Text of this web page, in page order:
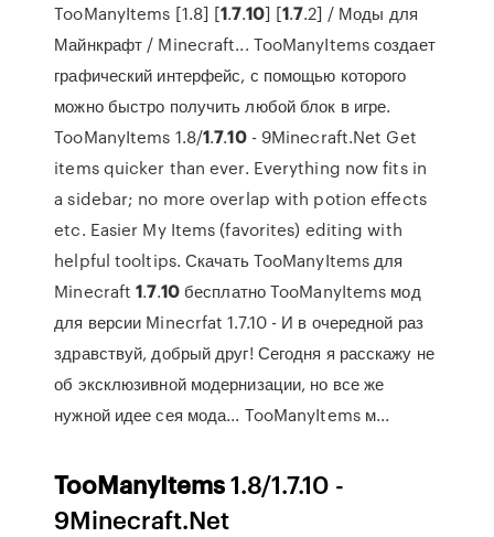
TooManyItems [1.8] [1.7.10] [1.7.2] / Моды для
Майнкрафт / Minecraft... TooManyItems создает
графический интерфейс, с помощью которого
можно быстро получить любой блок в игре.
TooManyItems 1.8/1.7.10- 9Minecraft.Net Get
items quicker than ever. Everything now fits in
a sidebar; no more overlap with potion effects
etc. Easier My Items (favorites) editing with
helpful tooltips. Скачать TooManyItems для
Minecraft1.7.10бесплатно TooManyItems мод
для версии Minecrfat 1.7.10 - И в очередной раз
здравствуй, добрый друг! Сегодня я расскажу не
об эксклюзивной модернизации, но все же
нужной идее сея мода... TooManyItems м...
TooManyItems1.8/1.7.10 -
9Minecraft.Net